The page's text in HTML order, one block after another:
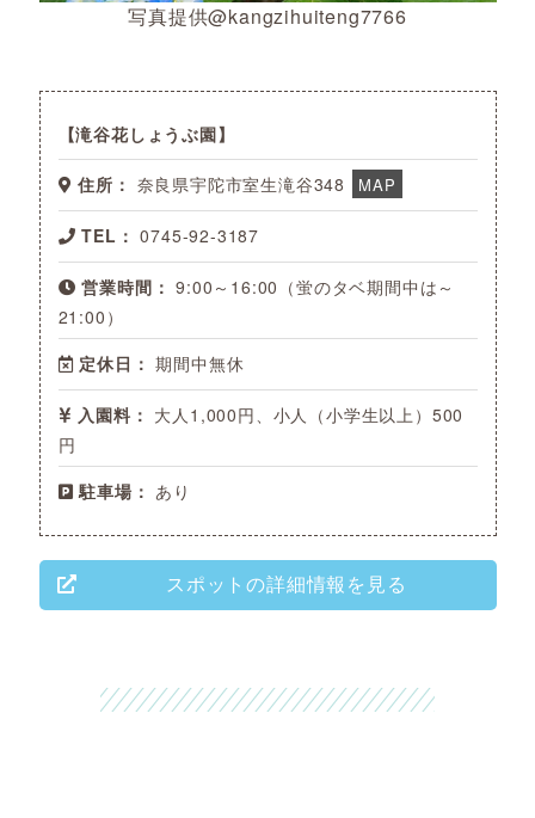
写真提供@kangzihuiteng7766
滝谷花しょうぶ園
住所： 奈良県宇陀市室生滝谷348 MAP
TEL： 0745-92-3187
営業時間： 9:00～16:00（蛍のタベ期間中は～
21:00）
定休日： 期間中無休
入園料： 大人1,000円、小人（小学生以上）500
円
駐車場： あり
スポットの詳細情報を見る